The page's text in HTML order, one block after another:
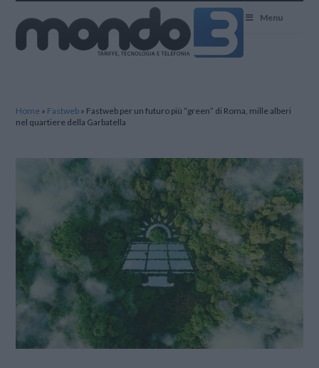
Menu
Home » Fastweb » Fastweb per un futuro più “green” di Roma, mille alberi
nel quartiere della Garbatella